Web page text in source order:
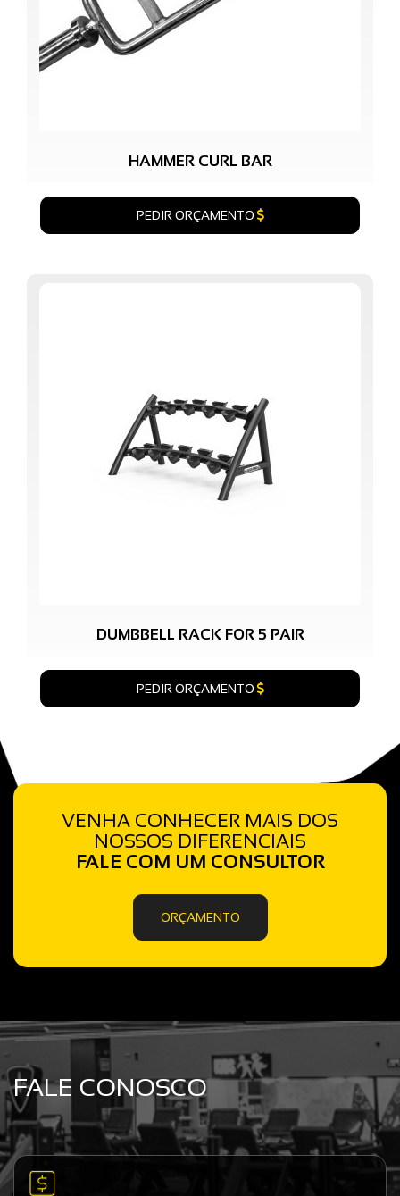
HAMMER CURL BAR
PEDIR ORÇAMENTO
DUMBBELL RACK FOR 5 PAIR
PEDIR ORÇAMENTO
VENHA CONHECER MAIS DOS
NOSSOS DIFERENCIAIS
FALE COM UM CONSULTOR
ORÇAMENTO
FALE CONOSCO